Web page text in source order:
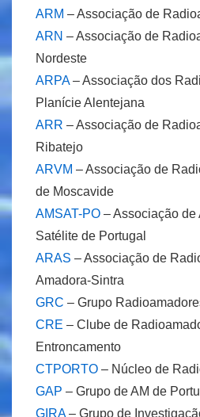
ARM – Associação de
ARN – Associação de
Nordeste
ARPA– Associação dos
Planície Alentejana
ARR – Associação de
Ribatejo
ARVM – Associação de
de Moscavide
AMSAT-PO – Associação de
Satélite de Portugal
ARAS – Associação de
Amadora-Sintra
GRC – Grupo
CRE – Clube de
Entroncamento
CTPORTO – Núcleo de
GAP – Grupo de AM de
GIRA– Grupo de